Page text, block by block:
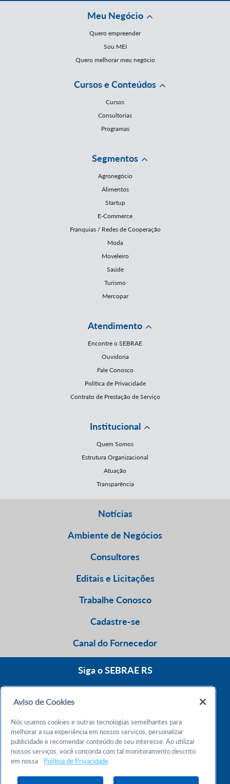
Meu Negócio
Quero empreender
Sou MEI
Quero melhorar meu negócio
Cursos e Conteúdos
Cursos
Consultorias
Programas
Segmentos
Agronegócio
Alimentos
Startup
E-Commerce
Franquias / Redes de Cooperação
Moda
Moveleiro
Saúde
Turismo
Mercopar
Atendimento
Encontre o SEBRAE
Ouvidoria
Fale Conosco
Política de Privacidade
Contrato de Prestação de Serviço
Institucional
Quem Somos
Estrutura Organizacional
Atuação
Transparência
Notícias
Ambiente de Negócios
Consultores
Editais e Licitações
Trabalhe Conosco
Cadastre-se
Canal do Fornecedor
Siga o SEBRAE RS
Atendimento 24h
Chame no WhatsApp
Aviso de Cookies
Nós usamos cookies e outras tecnologias semelhantes para
melhorar a sua experiência em nossos serviços, personalizar
publicidade e recomendar conteúdo de seu interesse. Ao utilizar
nossos serviços, você concorda com tal monitoramento descrito
em nossa
Política de Privacidade